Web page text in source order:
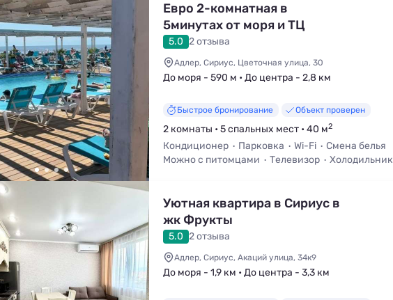
Евро 2-комнатная в
5минутах от моря и ТЦ
Мандарин Я на Море
5.0 2 отзыва
Адлер, Сириус, Цветочная улица, 30
До моря - 590 м • До центра - 2,8 км
Быстрое бронирование Объект проверен
2 комнаты • 5 спальных мест • 40 м2
Кондиционер Парковка Wi-Fi
Смена белья
Можно с питомцами
Телевизор Холодильник
Уютная квартира в Сириус в
жк Фрукты
5.0 2 отзыва
Адлер, Сириус, Акаций улица, 34к9
До моря - 1,9 км • До центра - 3,3 км